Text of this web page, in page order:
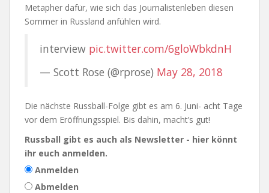
Metapher dafür, wie sich das Journalistenleben diesen
Sommer in Russland anfühlen wird.
interview pic.twitter.com/6gloWbkdnH
— Scott Rose (@rprose) May 28, 2018
Die nächste Russball-Folge gibt es am 6. Juni- acht Tage
vor dem Eröffnungsspiel. Bis dahin, macht’s gut!
Russball gibt es auch als Newsletter - hier könnt
ihr euch anmelden.
Anmelden
Abmelden